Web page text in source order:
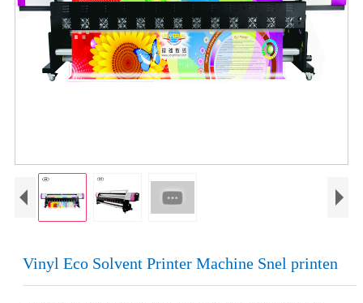
Vinyl Eco Solvent Printer Machine Snel printen